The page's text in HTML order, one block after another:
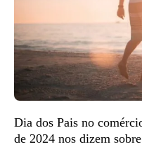
Dia dos Pais no
de 2024 nos dizem